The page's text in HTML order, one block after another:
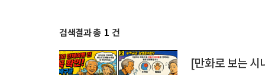
검색결과 총 1 건